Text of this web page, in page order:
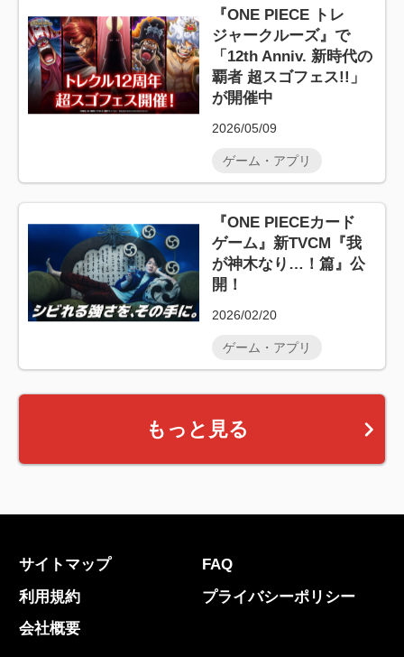
『ONE PIECE トレ
ジャークルーズ』で
「12th Anniv. 新時代の
覇者 超スゴフェス!!」
が開催中
2026/05/09
ゲーム・アプリ
『ONE PIECEカード
ゲーム』新TVCM『我
が神木なり…！篇』公
開！
2026/02/20
ゲーム・アプリ
もっと見る
サイトマップ
FAQ
利用規約
プライバシーポリシー
会社概要